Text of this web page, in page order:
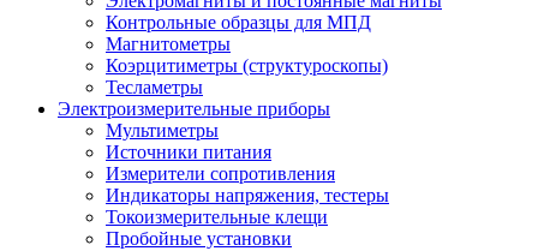
Контрольные образцы для МПД
Магнитометры
Коэрцитиметры (структуроскопы)
Тесламетры
Электроизмерительные приборы
Мультиметры
Источники питания
Измерители сопротивления
Индикаторы напряжения, тестеры
Токоизмерительные клещи
Пробойные установки